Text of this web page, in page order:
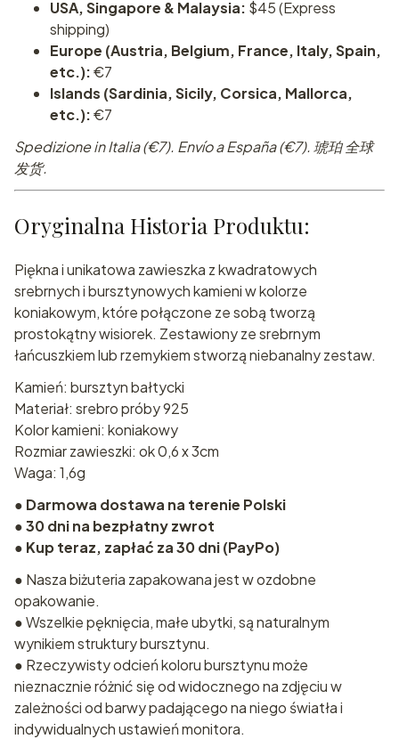
USA, Singapore & Malaysia: $45 (Express
shipping)
Europe (Austria, Belgium, France, Italy, Spain,
etc.):€7
Islands (Sardinia, Sicily, Corsica, Mallorca,
etc.):€7
Spedizione in Italia (€7). Envío a España (€7). 琥珀 全球
发货.
Oryginalna Historia Produktu:
Piękna i unikatowa zawieszka z kwadratowych
srebrnych i bursztynowych kamieni w kolorze
koniakowym, które połączone ze sobą tworzą
prostokątny wisiorek. Zestawiony ze srebrnym
łańcuszkiem lub rzemykiem stworzą niebanalny zestaw.
Kamień: bursztyn bałtycki
Materiał: srebro próby 925
Kolor kamieni: koniakowy
Rozmiar zawieszki: ok 0,6 x 3cm
Waga: 1,6g
● Darmowa dostawa na terenie Polski
●30 dni na bezpłatny zwrot
● Kup teraz, zapłać za 30 dni (PayPo)
● Nasza biżuteria zapakowana jest w ozdobne
opakowanie.
● Wszelkie pęknięcia, małe ubytki, są naturalnym
wynikiem struktury bursztynu.
● Rzeczywisty odcień koloru bursztynu może
nieznacznie różnić się od widocznego na zdjęciu w
zależności od barwy padającego na niego światła i
indywidualnych ustawień monitora.